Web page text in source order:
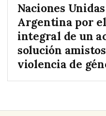
Naciones
Argentina por
integral de un
solución
violencia de